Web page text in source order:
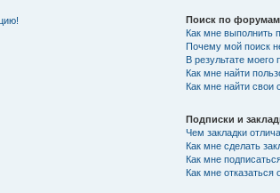
Поиск по форумам
Как мне выполнить
Почему мой поиск
В результате моего
Как мне найти
Как мне найти
Подписки и
Чем закладки
Как мне сделать
Как мне
Как мне отказаться